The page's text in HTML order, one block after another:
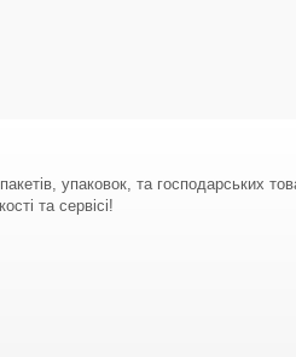
упаковок, та господарських
та сервісі!